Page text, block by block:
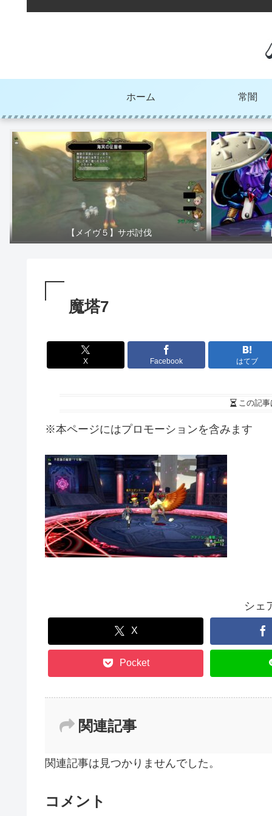
ホーム 常闇
【メイヴ５】サポ討伐
魔塔7
X Facebook はてブ
この記事
※本ページにはプロモーションを含みます
シェ
X
Pocket
関連記事
関連記事は見つかりませんでした。
コメント